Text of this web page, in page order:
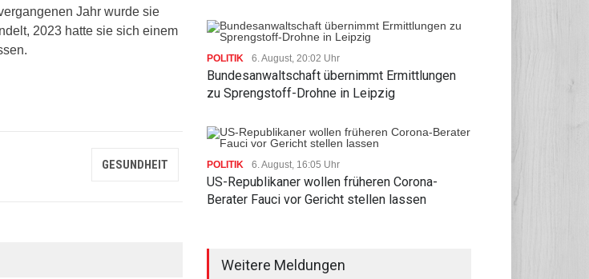
Jahr wurde sie
2023 hatte sie sich einem
GESUNDHEIT
POLITIK 6. August, 20:02 Uhr
Bundesanwaltschaft übernimmt Ermittlungen
zu Sprengstoff-Drohne in Leipzig
POLITIK 6. August, 16:05 Uhr
US-Republikaner wollen früheren Corona-
Berater Fauci vor Gericht stellen lassen
Weitere Meldungen